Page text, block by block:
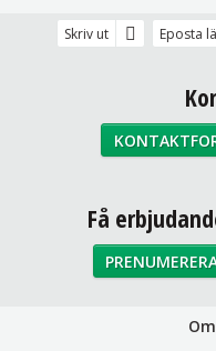
Skriv ut Eposta
Få